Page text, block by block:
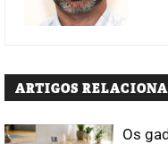
ARTIGOS
Os